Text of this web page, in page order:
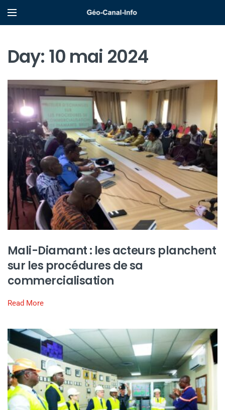
Day: 10 mai 2024
Mali-Diamant : les acteurs planchent
sur les procédures de sa
commercialisation
Read More